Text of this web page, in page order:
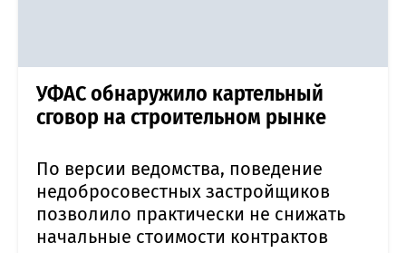
УФАС обнаружило картельный
сговор на строительном рынке
По версии ведомства, поведение
недобросовестных застройщиков
позволило практически не снижать
начальные стоимости контрактов